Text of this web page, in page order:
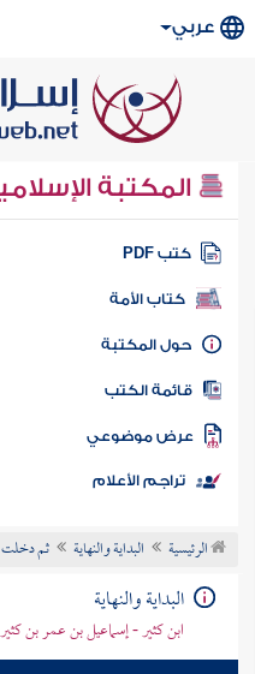
عربي
المكتبة
كتب PDF
كتاب الأمة
المكتبة
الكتب
موضوعي
تراجم الأعلام
الرئيسية البداية والنهاية ثم
البداية والنهاية
ابن كثير - إسماعيل بن عمر بن